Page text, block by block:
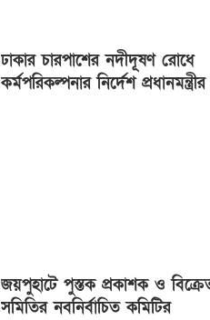
ঢাকার চারপাশের নদীদূষণ রোধে
কর্মপরিকল্পনার নির্দেশ প্রধানমন্ত্রীর
জয়পুহাটে পুস্তক প্রকাশক ও
সমিতির নবনির্বাচিত কমিটির